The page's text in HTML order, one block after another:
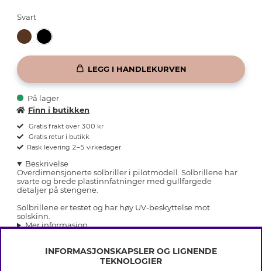
Svart
LEGG I HANDLEKURVEN
På lager
Finn i butikken
Gratis frakt over 300 kr
Gratis retur i butikk
Rask levering 2–5 virkedager
Beskrivelse
Overdimensjonerte solbriller i pilotmodell. Solbrillene har
svarte og brede plastinnfatninger med gullfargede
detaljer på stengene.
Solbrillene er testet og har høy UV-beskyttelse mot
solskinn.
Mer informasjon
INFORMASJONSKAPSLER OG LIGNENDE
TEKNOLOGIER